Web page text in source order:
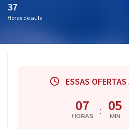
Aprovados
37
Horas de aula
ESSAS
07
HORAS : 05
MIN